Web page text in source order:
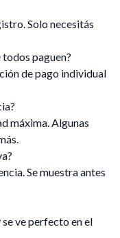
Solo necesitás
paguen?
de pago individual
máxima. Algunas
Se muestra antes
ve perfecto en el